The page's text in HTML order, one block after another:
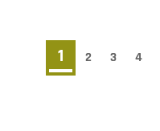
Paginación
Página
actual
1 Page
2 Page
3 Page
4